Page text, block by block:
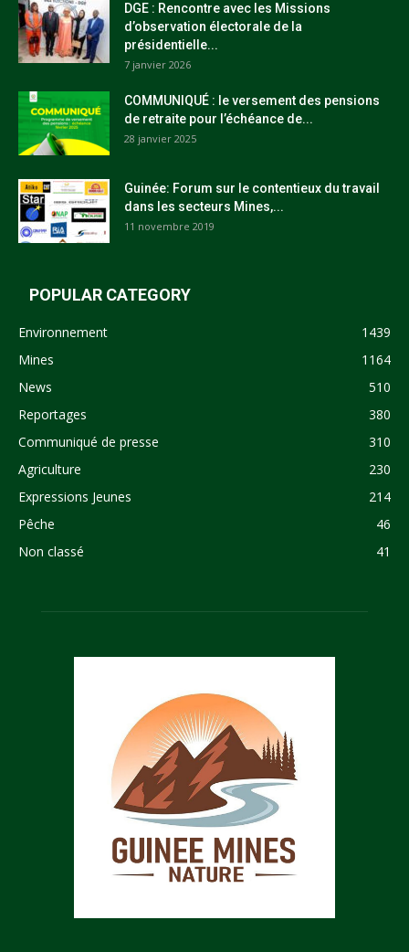
DGE : Rencontre avec les Missions
d’observation électorale de la
présidentielle...
7 janvier 2026
COMMUNIQUÉ : le versement des pensions
de retraite pour l’échéance de...
28 janvier 2025
Guinée: Forum sur le contentieux du travail
dans les secteurs Mines,...
11 novembre 2019
POPULAR CATEGORY
Environnement
1439
Mines
1164
News
510
Reportages
380
Communiqué de presse
310
Agriculture
230
Expressions Jeunes
214
Pêche
46
Non classé
41